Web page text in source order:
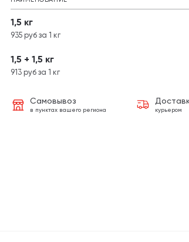
1,5 кг
935 руб за 1 кг
1,5 + 1,5 кг
913 руб за 1 кг
Самовывоз
в пунктах вашего региона курьером